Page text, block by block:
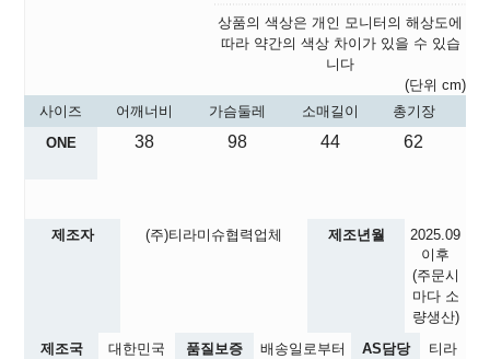
상품의 색상은 개인 모니터의 해상도에
따라 약간의 색상 차이가 있을 수 있습
니다
(단위 cm)
사이즈
어깨너비 가슴둘레 소매길이
총기장
ONE
38 98 44 62
제조자 (주)티라미슈협력업체 제조년월
2025.09
이후
(주문시
마다 소
량생산)
제조국
대한민국
품질보증
배송일로부터
AS담당
티라